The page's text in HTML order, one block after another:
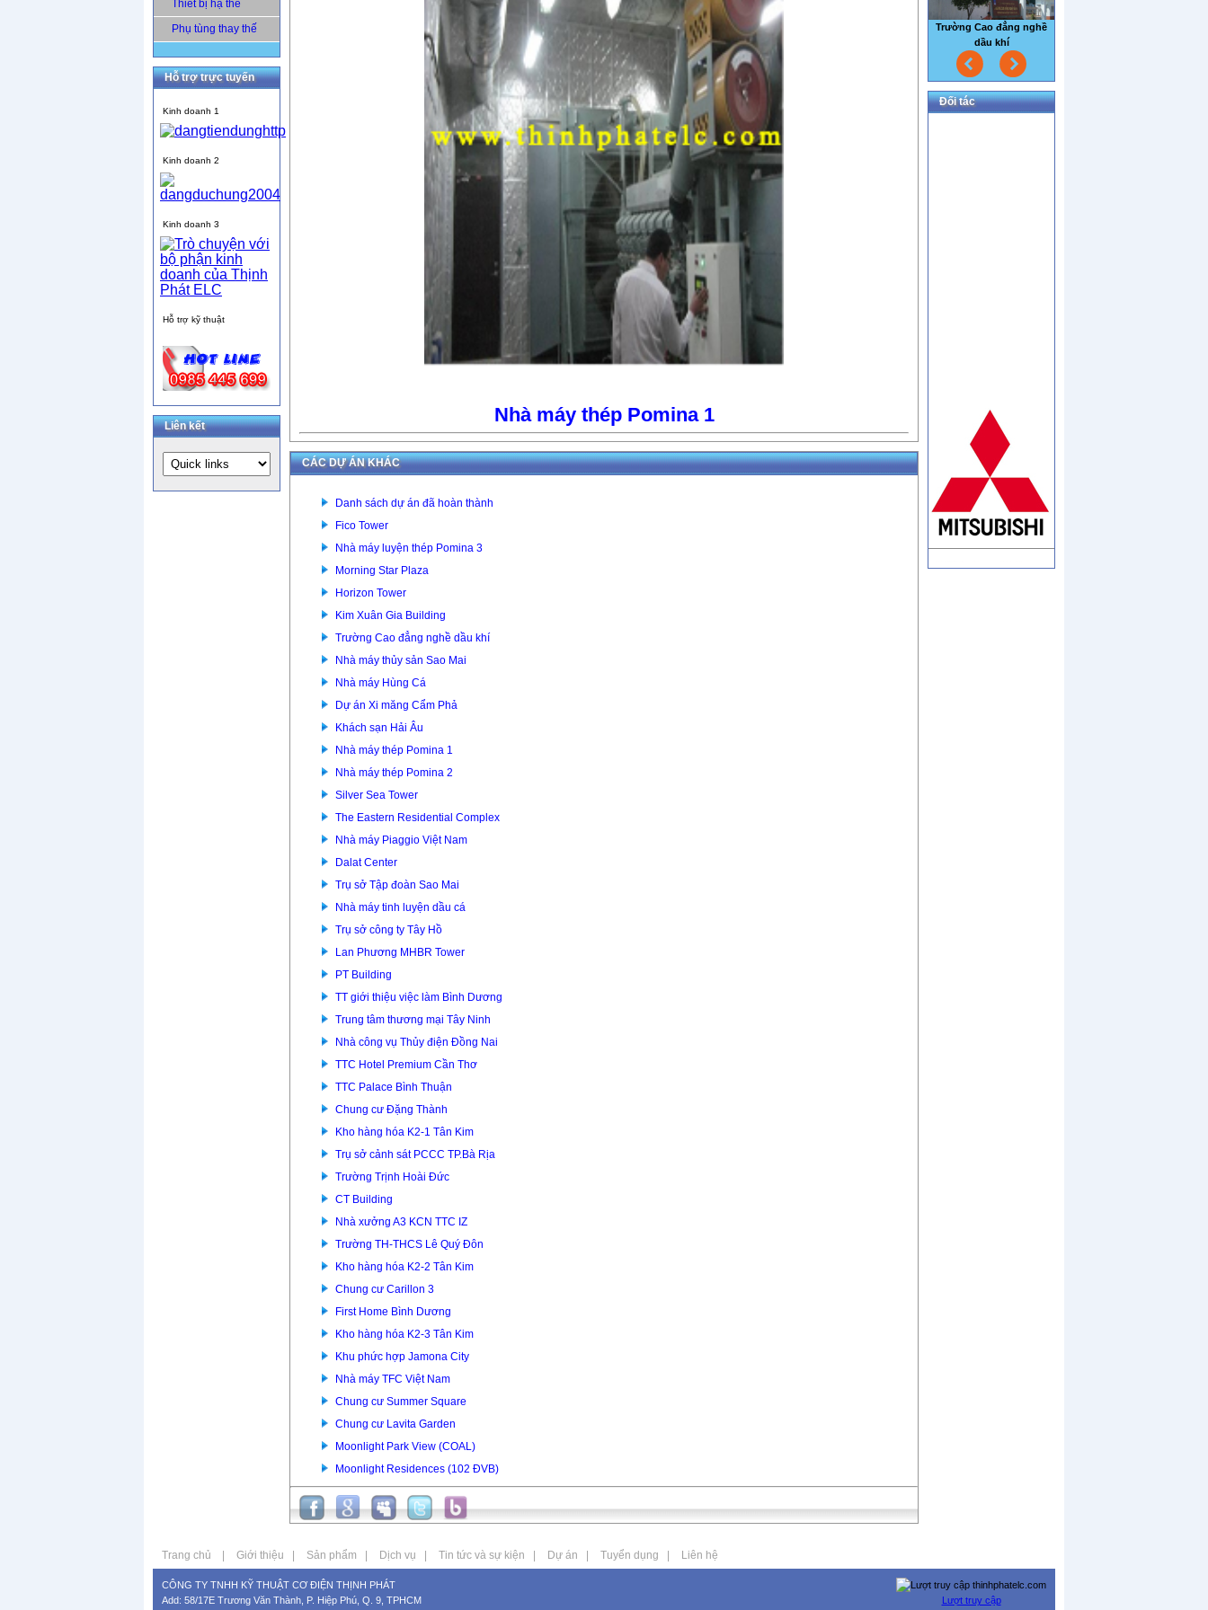
Thiết bị hạ thế
Phụ tùng thay thế
Hỗ trợ trực tuyến
Kinh doanh 1
Kinh doanh 2
Kinh doanh 3
Hỗ trợ kỹ thuật
Liên kết Nhà máy thép Pomina 1
CÁC DỰ ÁN KHÁC
Danh sách dự án đã hoàn thành
Fico Tower
Nhà máy luyện thép Pomina 3
Morning Star Plaza
Horizon Tower
Kim Xuân Gia Building
Trường Cao đẳng nghề dầu khí
Nhà máy thủy sản Sao Mai
Nhà máy Hùng Cá
Dự án Xi măng Cẩm Phả
Khách sạn Hải Âu
Nhà máy thép Pomina 1
Nhà máy thép Pomina 2
Silver Sea Tower
The Eastern Residential Complex
Nhà máy Piaggio Việt Nam
Dalat Center
Trụ sở Tập đoàn Sao Mai
Nhà máy tinh luyện dầu cá
Trụ sở công ty Tây Hồ
Lan Phương MHBR Tower
PT Building
TT giới thiệu việc làm Bình Dương
Trung tâm thương mại Tây Ninh
Nhà công vụ Thủy điện Đồng Nai
TTC Hotel Premium Cần Thơ
TTC Palace Bình Thuận
Chung cư Đặng Thành
Kho hàng hóa K2-1 Tân Kim
Trụ sở cảnh sát PCCC TP.Bà Rịa
Trường Trịnh Hoài Đức
CT Building
Nhà xưởng A3 KCN TTC IZ
Trường TH-THCS Lê Quý Đôn
Kho hàng hóa K2-2 Tân Kim
Chung cư Carillon 3
First Home Bình Dương
Kho hàng hóa K2-3 Tân Kim
Khu phức hợp Jamona City
Nhà máy TFC Việt Nam
Chung cư Summer Square
Chung cư Lavita Garden
Moonlight Park View (COAL)
Moonlight Residences (102 ĐVB)
Nhà máy thủy sản Sao Mai
Trang chủ Giới thiệu Sản phẩm Dịch vụ Tin tức và sự kiện Dự án Tuyển dụng Liên hệ
CÔNG TY TNHH KỸ THUẬT CƠ ĐIỆN THỊNH PHÁT
Add: 58/17E Trương Văn Thành, P. Hiệp Phú, Q. 9, TPHCM
Lượt truy cập